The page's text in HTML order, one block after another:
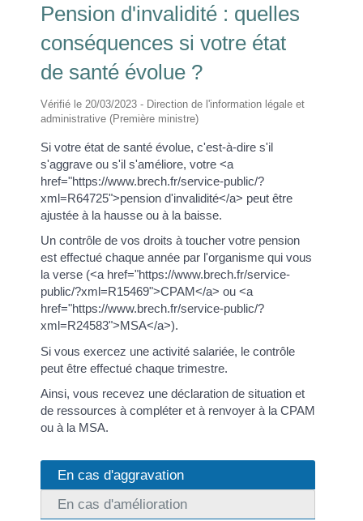
Pension d'invalidité : quelles
conséquences si votre état
de santé évolue ?
Vérifié le 20/03/2023 - Direction de l'information légale et
administrative (Première ministre)
Si votre état de santé évolue, c'est-à-dire s'il
s'aggrave ou s'il s'améliore, votre <a
href="https://www.brech.fr/service-public/?
xml=R64725">pension d'invalidité</a> peut être
ajustée à la hausse ou à la baisse.
Un contrôle de vos droits à toucher votre pension
est effectué chaque année par l'organisme qui vous
la verse (<a href="https://www.brech.fr/service-
public/?xml=R15469">CPAM</a> ou <a
href="https://www.brech.fr/service-public/?
xml=R24583">MSA</a>).
Si vous exercez une activité salariée, le contrôle
peut être effectué chaque trimestre.
Ainsi, vous recevez une déclaration de situation et
de ressources à compléter et à renvoyer à la CPAM
ou à la MSA.
En cas d'aggravation
En cas d'amélioration